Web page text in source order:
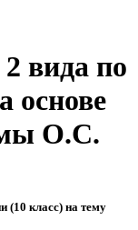
вида по
основе
О.С.
(10 класс) на тему